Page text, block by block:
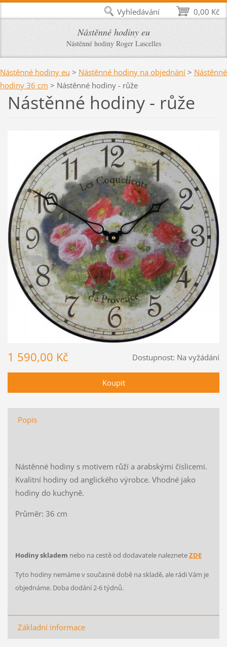
Nástěnné hodiny eu
Nástěnné hodiny Roger Lascelles
Nástěnné hodiny eu > Nástěnné hodiny na objednání > Nástěnné
hodiny 36 cm > Nástěnné hodiny - růže
Nástěnné hodiny - růže
Dostupnost: Na vyžádání
1 590,00 Kč
Popis
Nástěnné hodiny s motivem růží a arabskými číslicemi.
Kvalitní hodiny od anglického výrobce. Vhodné jako
hodiny do kuchyně.
Průměr: 36 cm
Hodiny skladem nebo na cestě od dodavatele nalezneteZDE
Tyto hodiny nemáme v současné době na skladě, ale rádi Vám je
objednáme. Doba dodání 2-6 týdnů.
Základní informace
0,00 Kč
Vyhledávání